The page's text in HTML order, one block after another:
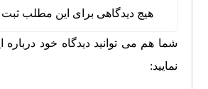
هیچ دیدگاهی برای این مطلب
شما هم می توانید دیدگاه خود
نمایید: